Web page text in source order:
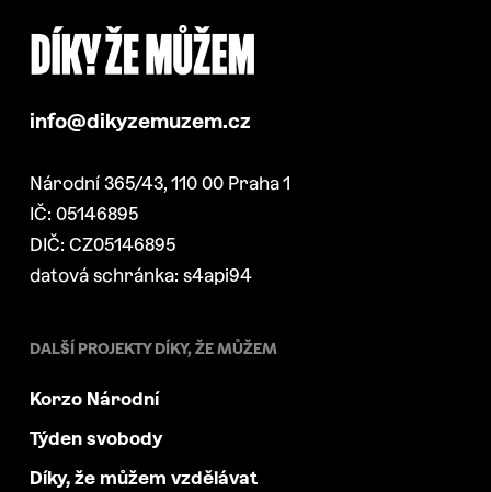
info@dikyzemuzem.cz
Národní 365/43, 110 00 Praha 1
IČ: 05146895
DIČ: CZ05146895
datová schránka: s4api94
DALŠÍ PROJEKTY DÍKY, ŽE MŮŽEM
Korzo Národní
Týden svobody
Díky, že můžem vzdělávat